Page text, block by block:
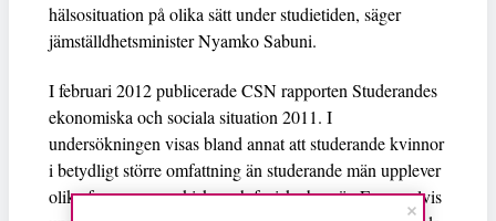
hälsosituation på olika sätt under studietiden, säger
jämställdhetsminister Nyamko Sabuni.
I februari 2012 publicerade CSN rapporten Studerandes
ekonomiska och sociala situation 2011. I
undersökningen visas bland annat att studerande kvinnor
i betydligt större omfattning än studerande män upplever
olika former av psykiska och fysiska besvär. Exempelvis